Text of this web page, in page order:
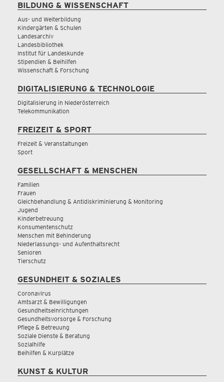
BILDUNG & WISSENSCHAFT
Aus- und Weiterbildung
Kindergärten & Schulen
Landesarchiv
Landesbibliothek
Institut für Landeskunde
Stipendien & Beihilfen
Wissenschaft & Forschung
DIGITALISIERUNG & TECHNOLOGIE
Digitalisierung in Niederösterreich
Telekommunikation
FREIZEIT & SPORT
Freizeit & Veranstaltungen
Sport
GESELLSCHAFT & MENSCHEN
Familien
Frauen
Gleichbehandlung & Antidiskriminierung & Monitoring
Jugend
Kinderbetreuung
Konsumentenschutz
Menschen mit Behinderung
Niederlassungs- und Aufenthaltsrecht
Senioren
Tierschutz
GESUNDHEIT & SOZIALES
Coronavirus
Amtsarzt & Bewilligungen
Gesundheitseinrichtungen
Gesundheitsvorsorge & Forschung
Pflege & Betreuung
Soziale Dienste & Beratung
Sozialhilfe
Beihilfen & Kurplätze
KUNST & KULTUR